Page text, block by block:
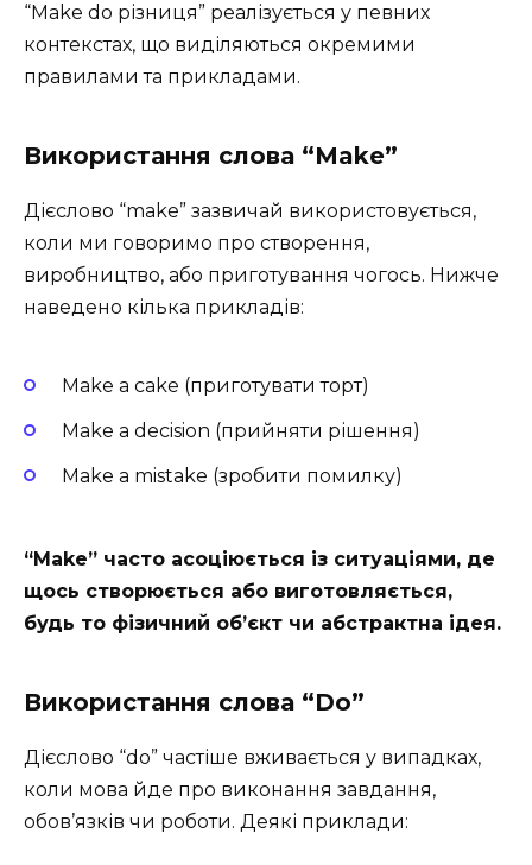
“Make do різниця” реалізується у певних
контекстах, що виділяються окремими
правилами та прикладами.
Використання слова “Make”
Дієслово “make” зазвичай використовується,
коли ми говоримо про створення,
виробництво, або приготування чогось. Нижче
наведено кілька прикладів:
Make a cake (приготувати торт)
Make a decision (прийняти рішення)
Make a mistake (зробити помилку)
“Make” часто асоціюється із ситуаціями, де
щось створюється або виготовляється,
будь то фізичний об’єкт чи абстрактна ідея.
Використання слова “Do”
Дієслово “do” частіше вживається у випадках,
коли мова йде про виконання завдання,
обов’язків чи роботи. Деякі приклади: